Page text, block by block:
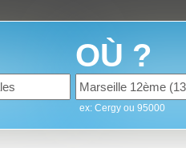
OÙ ?
ex: Cergy ou 95000